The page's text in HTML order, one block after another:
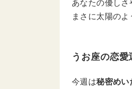
あなたの優しさ
まさに太陽の
うお座の恋愛
今週は秘密めい